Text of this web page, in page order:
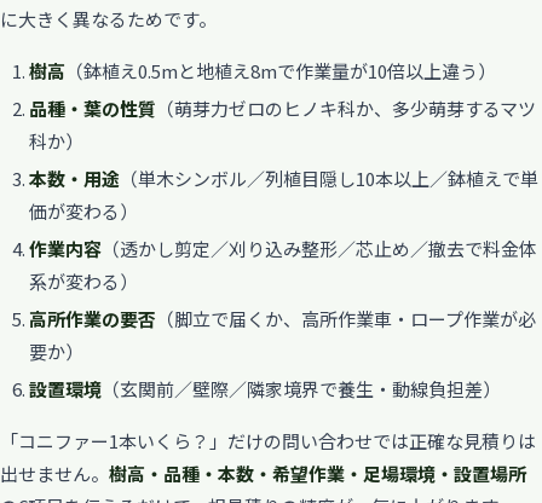
に大きく異なるためです。
樹高 （鉢植え0.5mと地植え8mで作業量が10倍以上違う）
品種・葉の性質 （萌芽力ゼロのヒノキ科か、多少萌芽するマツ
科か）
本数・用途 （単木シンボル／列植目隠し10本以上／鉢植えで単
価が変わる）
作業内容 （透かし剪定／刈り込み整形／芯止め／撤去で料金体
系が変わる）
高所作業の要否 （脚立で届くか、高所作業車・ロープ作業が必
要か）
設置環境 （玄関前／壁際／隣家境界で養生・動線負担差）
「コニファー1本いくら？」だけの問い合わせでは正確な見積りは
出せません。 樹高・品種・本数・希望作業・足場環境・設置場所